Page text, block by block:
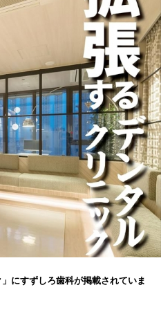
にすずしろ歯科が掲載されていま